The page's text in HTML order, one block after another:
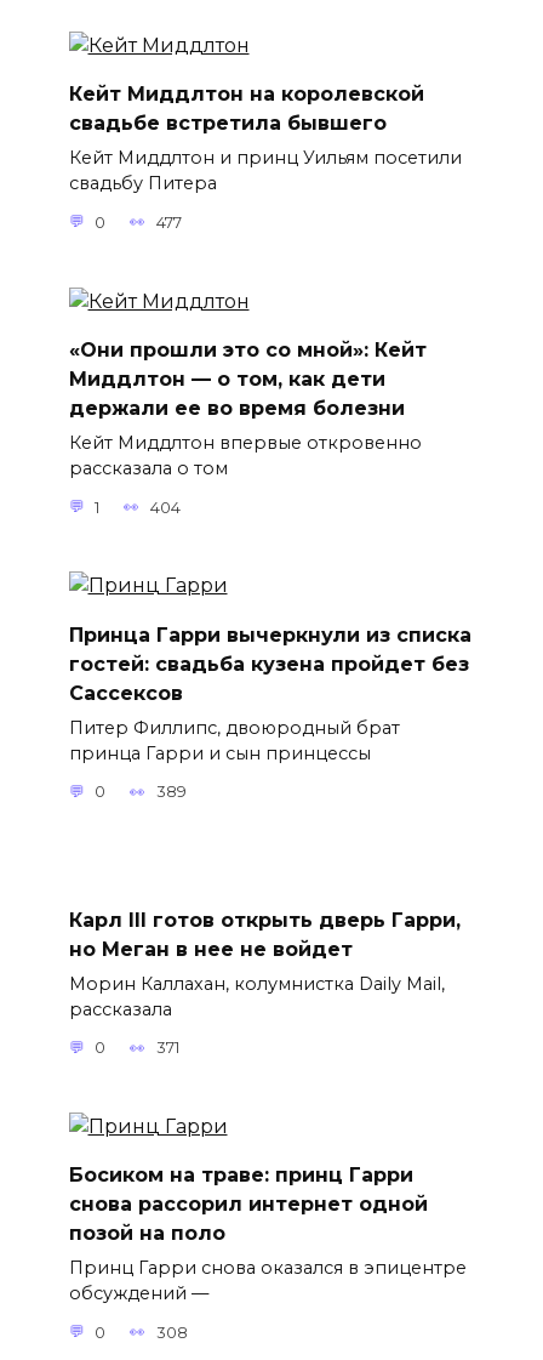
Кейт Миддлтон на королевской
свадьбе встретила бывшего
Кейт Миддлтон и принц Уильям посетили
свадьбу Питера
0 477
«Они прошли это со мной»: Кейт
Миддлтон — о том, как дети
держали ее во время болезни
Кейт Миддлтон впервые откровенно
рассказала о том
1 404
Принца Гарри вычеркнули из списка
гостей: свадьба кузена пройдет без
Сассексов
Питер Филлипс, двоюродный брат
принца Гарри и сын принцессы
0 389
Карл III готов открыть дверь Гарри,
но Меган в нее не войдет
Морин Каллахан, колумнистка Daily Mail,
рассказала
0 371
Босиком на траве: принц Гарри
снова рассорил интернет одной
позой на поло
Принц Гарри снова оказался в эпицентре
обсуждений —
0 308